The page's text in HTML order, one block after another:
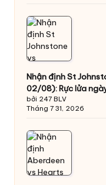
Nhận định St
02/08): Rực lửa
bởi 247 BLV
Tháng 7 31, 2026